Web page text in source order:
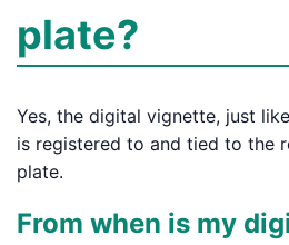
plate?
Yes, the digital vignette, just
is registered to and tied to the
plate.
From when is my